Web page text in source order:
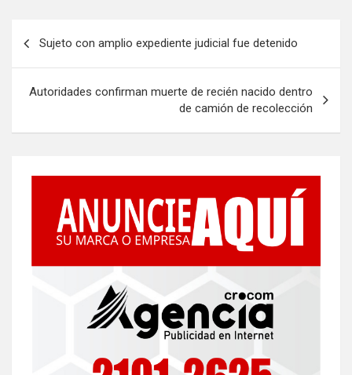
entradas
Sujeto con amplio expediente judicial fue detenido
Autoridades confirman muerte de recién nacido dentro
de camión de recolección